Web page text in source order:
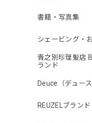
書籍・写真集
シェービング・
青之別珍理髪店
ランド
Deuce（デュー
REUZELブランド